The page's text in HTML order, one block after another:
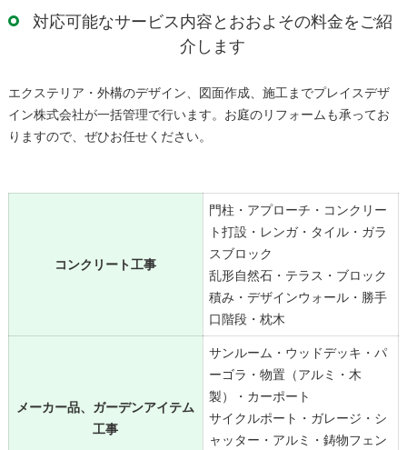
対応可能なサービス内容とおおよその料金をご紹
介します
エクステリア・外構のデザイン、図面作成、施工までプレイスデザ
イン株式会社が一括管理で行います。お庭のリフォームも承ってお
りますので、ぜひお任せください。
コンクリート工事
門柱・アプローチ・コンクリー
ト打設・レンガ・タイル・ガラ
スブロック
乱形自然石・テラス・ブロック
積み・デザインウォール・勝手
口階段・枕木
メーカー品、ガーデンアイテム
工事
サンルーム・ウッドデッキ・パ
ーゴラ・物置（アルミ・木
製）・カーポート
サイクルポート・ガレージ・シ
ャッター・アルミ・鋳物フェン